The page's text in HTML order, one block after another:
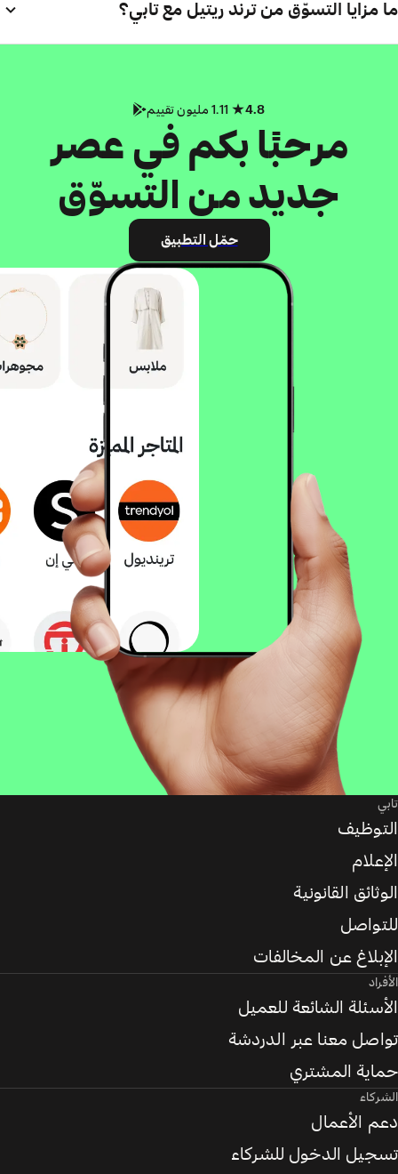
ما مزايا التسوّق من ترند ريتيل مع تابي؟
4.8
مرحبًا بكم في عصر
جديد من التسوّق
حمّل التطبيق
تابي
التوظيف
الإعلام
الوثائق القانونية
للتواصل
الإبلاغ عن المخالفات
الأفراد
الأسئلة الشائعة للعميل
تواصل معنا عبر الدردشة
حماية المشتري
الشركاء
دعم الأعمال
تسجيل الدخول للشركاء